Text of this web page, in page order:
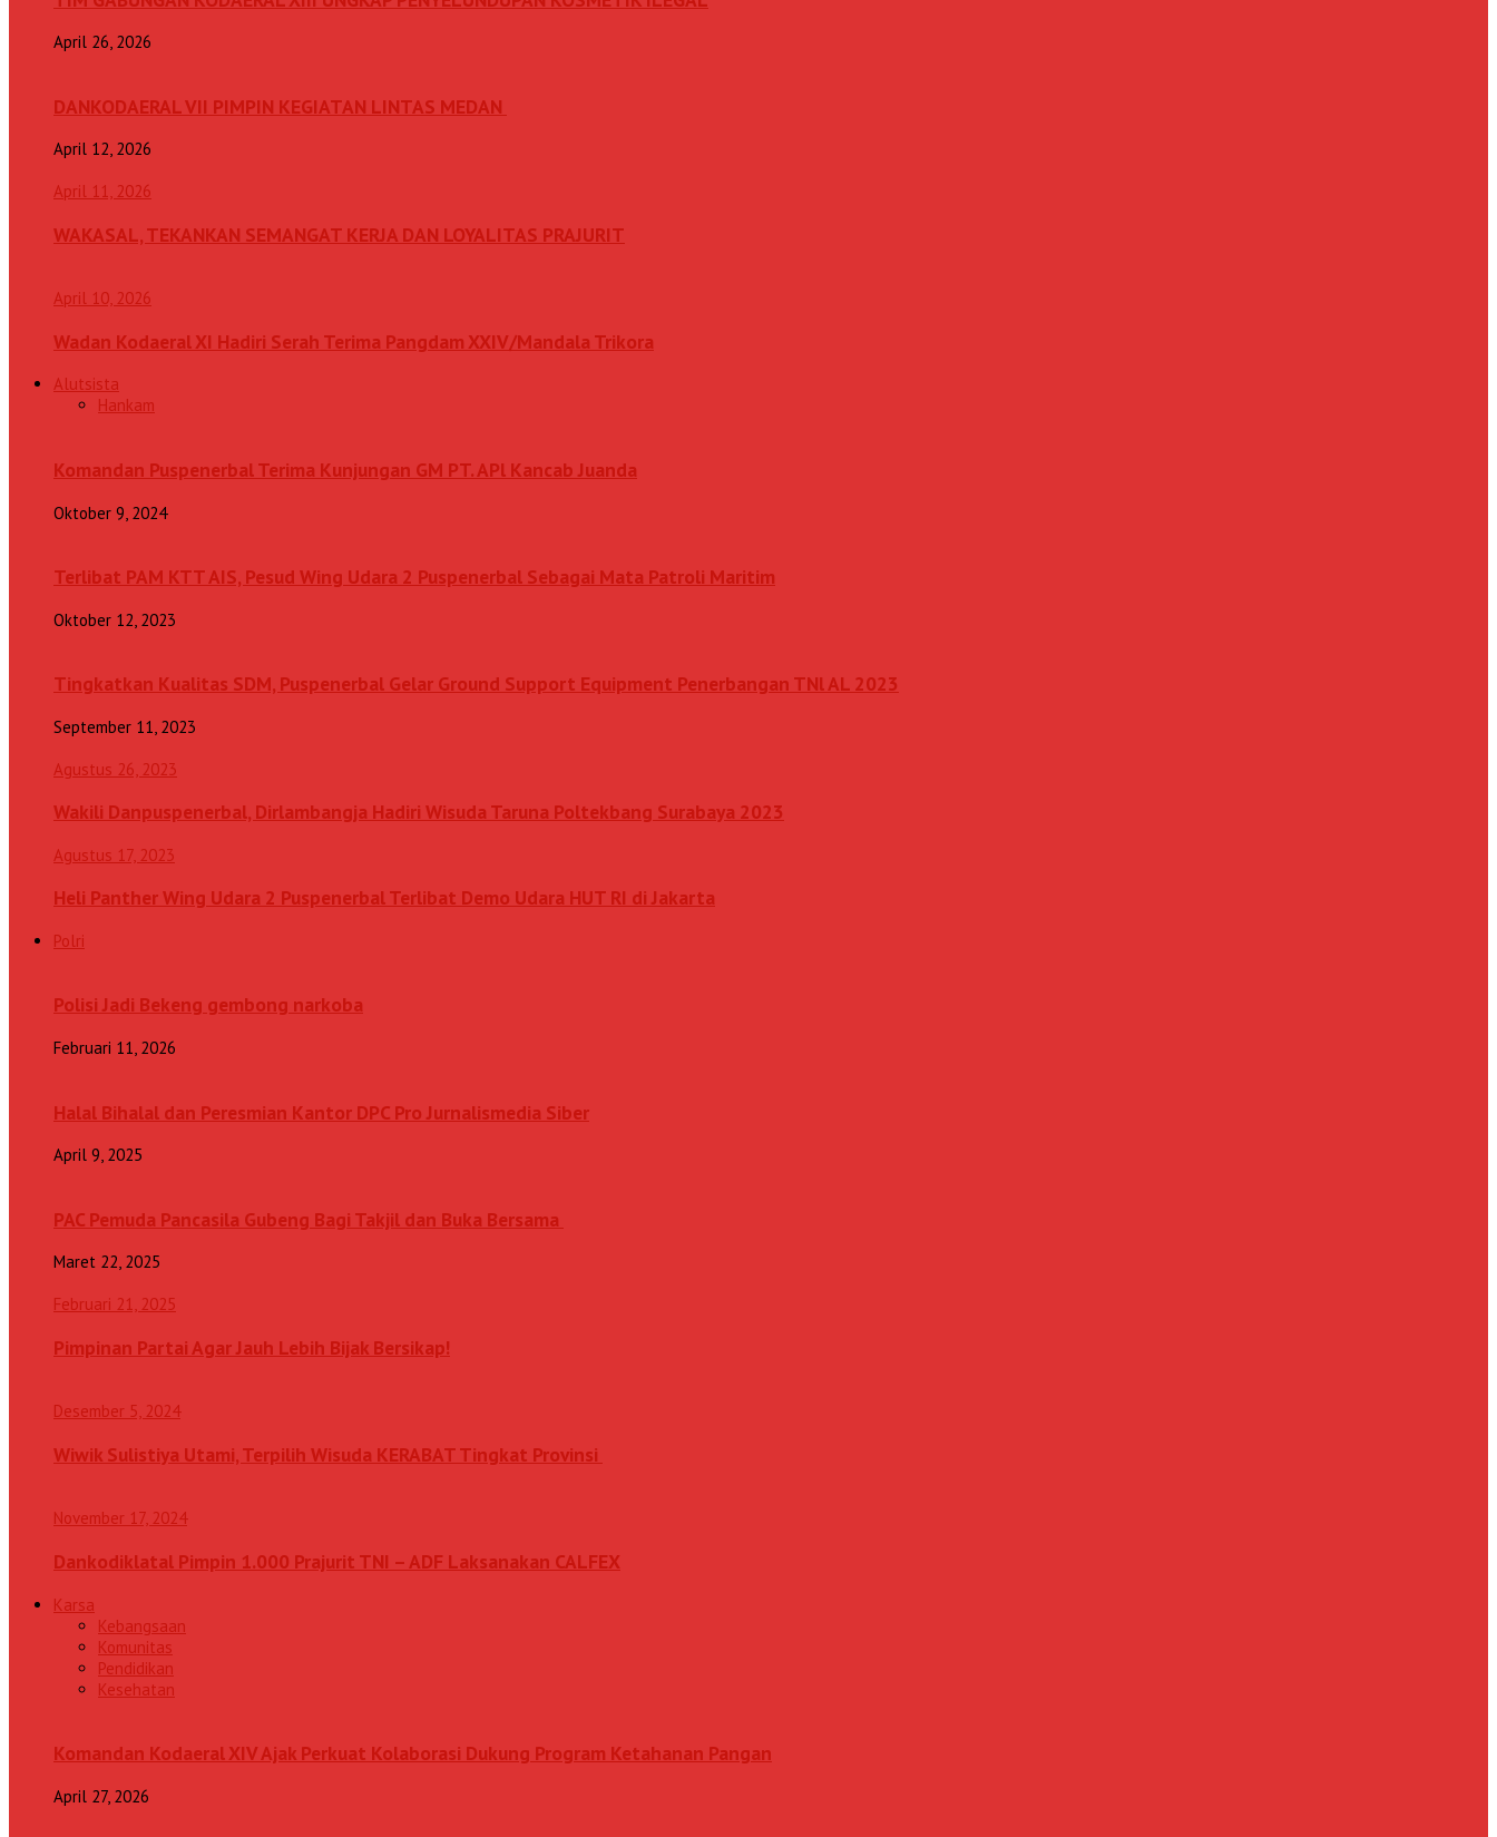
April 26, 2026
DANKODAERAL VII PIMPIN KEGIATAN LINTAS MEDAN
April 12, 2026
April 11, 2026
WAKASAL, TEKANKAN SEMANGAT KERJA DAN LOYALITAS PRAJURIT
April 10, 2026
Wadan Kodaeral XI Hadiri Serah Terima Pangdam XXIV/Mandala Trikora
Alutsista
Hankam
Komandan Puspenerbal Terima Kunjungan GM PT. APl Kancab Juanda
Oktober 9, 2024
Terlibat PAM KTT AIS, Pesud Wing Udara 2 Puspenerbal Sebagai Mata Patroli Maritim
Oktober 12, 2023
Tingkatkan Kualitas SDM, Puspenerbal Gelar Ground Support Equipment Penerbangan TNl AL 2023
September 11, 2023
Agustus 26, 2023
Wakili Danpuspenerbal, Dirlambangja Hadiri Wisuda Taruna Poltekbang Surabaya 2023
Agustus 17, 2023
Heli Panther Wing Udara 2 Puspenerbal Terlibat Demo Udara HUT RI di Jakarta
Polri
Polisi Jadi Bekeng gembong narkoba
Februari 11, 2026
Halal Bihalal dan Peresmian Kantor DPC Pro Jurnalismedia Siber
April 9, 2025
PAC Pemuda Pancasila Gubeng Bagi Takjil dan Buka Bersama
Maret 22, 2025
Februari 21, 2025
Pimpinan Partai Agar Jauh Lebih Bijak Bersikap!
Desember 5, 2024
Wiwik Sulistiya Utami, Terpilih Wisuda KERABAT Tingkat Provinsi
November 17, 2024
Dankodiklatal Pimpin 1.000 Prajurit TNI – ADF Laksanakan CALFEX
Karsa
Kebangsaan
Komunitas
Pendidikan
Kesehatan
Komandan Kodaeral XIV Ajak Perkuat Kolaborasi Dukung Program Ketahanan Pangan
April 27, 2026